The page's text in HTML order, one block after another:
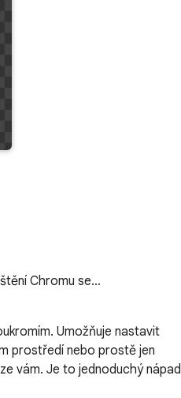
Chromu se…
Umožňuje nastavit
prostředí nebo prostě jen
vám. Je to jednoduchý nápad